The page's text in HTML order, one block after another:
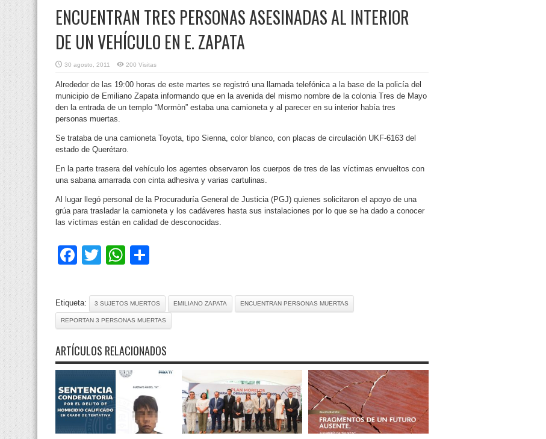
ENCUENTRAN TRES PERSONAS ASESINADAS AL INTERIOR
DE UN VEHÍCULO EN E. ZAPATA
30 agosto, 2011 200 Visitas
Alrededor de las 19:00 horas de este martes se registró una llamada telefónica a la base de la policía del
municipio de Emiliano Zapata informando que en la avenida del mismo nombre de la colonia Tres de Mayo
den la entrada de un templo “Mormòn” estaba una camioneta y al parecer en su interior había tres
personas muertas.
Se trataba de una camioneta Toyota, tipo Sienna, color blanco, con placas de circulación UKF-6163 del
estado de Querétaro.
En la parte trasera del vehículo los agentes observaron los cuerpos de tres de las víctimas envueltos con
una sabana amarrada con cinta adhesiva y varias cartulinas.
Al lugar llegó personal de la Procuraduría General de Justicia (PGJ) quienes solicitaron el apoyo de una
grúa para trasladar la camioneta y los cadáveres hasta sus instalaciones por lo que se ha dado a conocer
las víctimas están en calidad de desconocidas.
Facebook
TwitterWhatsApp
Etiqueta: 3 SUJETOS MUERTOS EMILIANO ZAPATA ENCUENTRAN PERSONAS MUERTAS
REPORTAN 3 PERSONAS MUERTAS
ARTÍCULOS RELACIONADOS